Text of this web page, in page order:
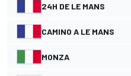
24H DE LE MANS
CAMINO A LE MANS
MONZA